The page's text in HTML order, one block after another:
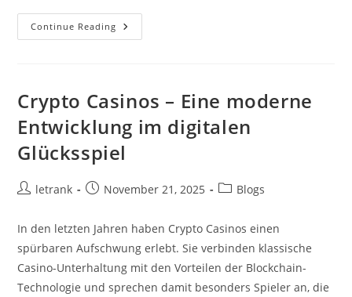
Continue Reading Online
Slots:
Moderne
Spieler
Crypto Casinos – Eine moderne
Entwicklung im digitalen
Glücksspiel
Postletrank
PostNovember 21, 2025
PostBlogs
In den letzten Jahren haben Crypto Casinos einen
spürbaren Aufschwung erlebt. Sie verbinden klassische
Casino-Unterhaltung mit den Vorteilen der Blockchain-
Technologie und sprechen damit besonders Spieler an, die